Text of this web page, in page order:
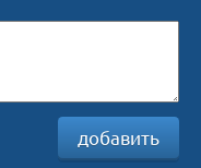
добавить